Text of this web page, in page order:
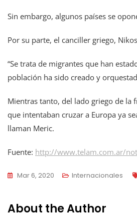
Sin embargo, algunos países se
Por su parte, el canciller griego,
“Se trata de migrantes que han
población ha sido creado y
Mientras tanto, del lado griego de la
que intentaban cruzar a Europa ya
llaman Meric.
Fuente: http://www.telam.com.ar/
Mar 6, 2020 Internacionales
About the Author